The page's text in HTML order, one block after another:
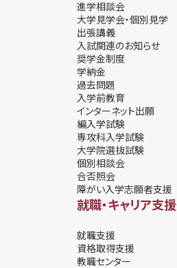
進学相談会
⼤学⾒学会・個別⾒学
出張講義
⼊試関連のお知らせ
奨学⾦制度
学納⾦
過去問題
入学前教育
インターネット出願
編入学試験
専攻科入学試験
大学院選抜試験
個別相談会
合否照会
障がい入学志願者支援
就職・キャリア支援
就職支援
資格取得支援
教職センター